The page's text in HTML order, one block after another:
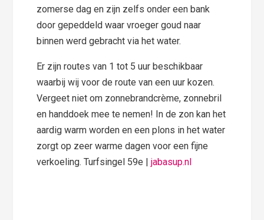
zomerse dag en zijn zelfs onder een bank
door gepeddeld waar vroeger goud naar
binnen werd gebracht via het water.
Er zijn routes van 1 tot 5 uur beschikbaar
waarbij wij voor de route van een uur kozen.
Vergeet niet om zonnebrandcrème, zonnebril
en handdoek mee te nemen! In de zon kan het
aardig warm worden en een plons in het water
zorgt op zeer warme dagen voor een fijne
verkoeling. Turfsingel 59e |jabasup.nl